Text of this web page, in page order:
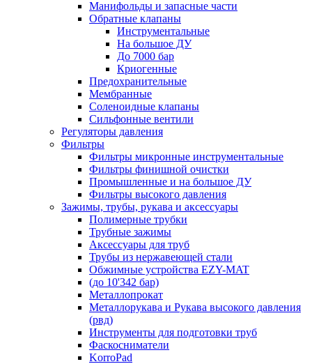
Манифольды и запасные части
Обратные клапаны
Инструментальные
На большое ДУ
До 7000 бар
Криогенные
Предохранительные
Мембранные
Соленоидные клапаны
Сильфонные вентили
Регуляторы давления
Фильтры
Фильтры микронные инструментальные
Фильтры финишной очистки
Промышленные и на большое ДУ
Фильтры высокого давления
Зажимы, трубы, рукава и аксессуары
Полимерные трубки
Трубные зажимы
Аксессуары для труб
Трубы из нержавеющей стали
Обжимные устройства EZY-MAT
(до 10'342 бар)
Металлопрокат
Металлорукава и Рукава высокого давления
(рвд)
Инструменты для подготовки труб
Фаскосниматели
KorroPad